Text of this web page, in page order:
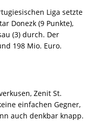
Liga setzte
Donezk (9 Punkte),
(3) durch. Der
198 Mio. Euro.
Zenit St.
einfachen Gegner,
auch denkbar knapp.